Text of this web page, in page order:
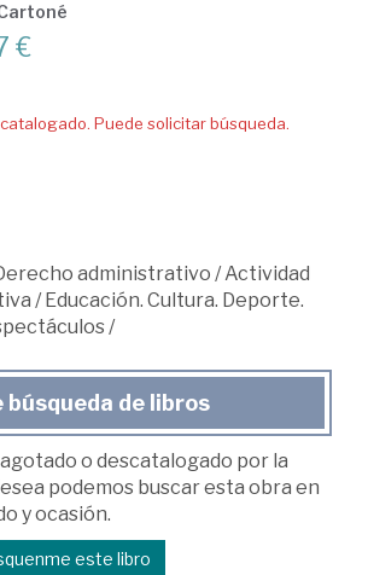
€
Puede solicitar búsqueda.
administrativo /Actividad
/ Educación. Cultura. Deporte.
/
búsqueda de libros
o descatalogado por la
podemos buscar esta obra en
y ocasión.
este libro